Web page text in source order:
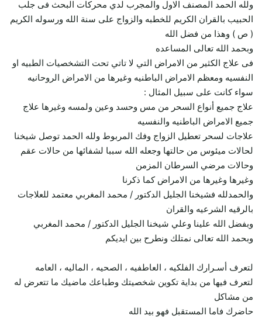
ولله الحمد المصنف الاول والمجرب لدي محركات البحث فى جلب
الحبيب بالقران الكريم للخطبه والزواج على سنة الله ورسوله الكريم
( ص ) وهذا من فضل الله
وبحمد الله تعالى المساعده
فى علاج الكثير من الامراض التي لا تاتي تحت التشخصيات الطبيه او
النفسيه ومعظم الامراض الباطنيه وغيرها من الامراض الروحانيه
سواء كانت على سبيل المثال :
علاج جميع أنواع السحر من مس وحسد وعين ولمسه وغيرها علاج
جميع الامراض الباطنيه والنفسيه
علاجات لسحر تعطيل الزواج وفك المربوط ولله الحمد توصل شيخنا
لحالات ميئوس من حالتها وجعله الله سببا لشفائها من حالات عقم
وحالات مرضي السرطان المزمن
وغيرها وغيرها من الامراض كما ذكرنا
والحمدلله فشيخنا الجليل الدكتور / محمد المغربي معتمد للعلاجات
بالرقيه الشرعيه والقران
وبفضل الله علينا وعلي شيخنا الجليل الدكتور / محمد المغربي
وبحمد الله تعالى نمتلك ونطرح بين ايديكم
لتعرف أسـرارك الفلكيه ، العاطفيه ، الصحيه ، الماليه ، العامه
لتعرف فيها من بداية تكوين شخصيتك وطباعك ماضيك ما تتعرض له
من مشاكل
حاضرك فاما المستقبل فهو بيد الله